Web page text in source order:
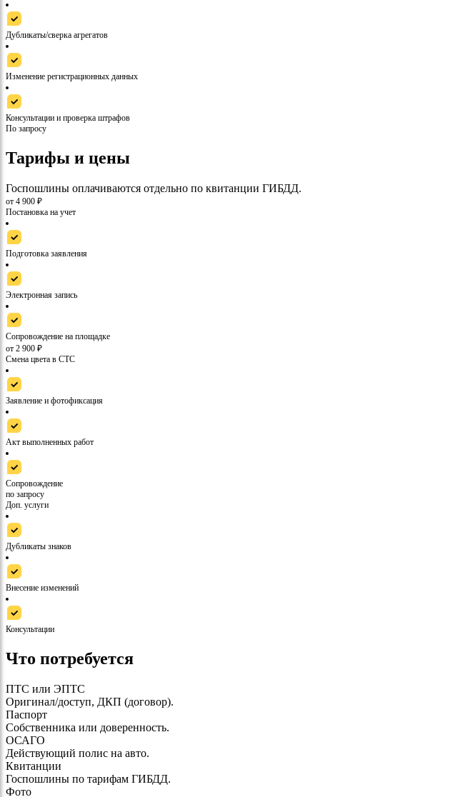
Дубликаты/сверка агрегатов
Изменение регистрационных данных
Консультации и проверка штрафов
По запросу
Тарифы и цены
Госпошлины оплачиваются отдельно по квитанции ГИБДД.
от 4 900 ₽
Постановка на учет
Подготовка заявления
Электронная запись
Сопровождение на площадке
от 2 900 ₽
Смена цвета в СТС
Заявление и фотофиксация
Акт выполненных работ
Сопровождение
по запросу
Доп. услуги
Дубликаты знаков
Внесение изменений
Консультации
Что потребуется
ПТС или ЭПТС
Оригинал/доступ, ДКП (договор).
Паспорт
Собственника или доверенность.
ОСАГО
Действующий полис на авто.
Квитанции
Госпошлины по тарифам ГИБДД.
Фото